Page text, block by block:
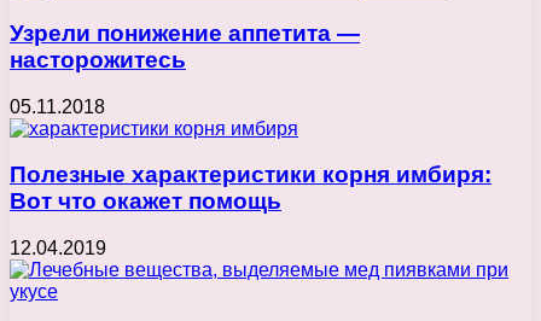
Узрели понижение аппетита —
насторожитесь
05.11.2018
Полезные характеристики корня имбиря:
Вот что окажет помощь
12.04.2019